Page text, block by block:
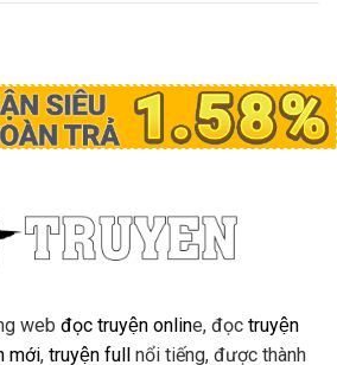
web đọc truyện online, đọc truyện
mới, truyện full
nổi tiếng, được thành